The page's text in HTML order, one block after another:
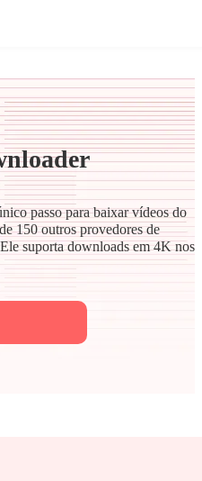
passo para baixar vídeos do
150 outros provedores de
suporta downloads em 4K nos